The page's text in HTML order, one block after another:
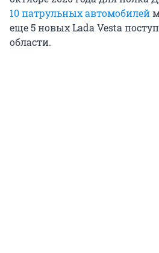
10 патрульных автомобилей
еще 5 новых Lada Vesta
области.